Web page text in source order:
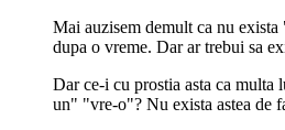
Mai auzisem demult ca nu
dupa o vreme. Dar ar trebui sa
Dar ce-i cu prostia asta ca multa
un" "vre-o"? Nu exista astea de